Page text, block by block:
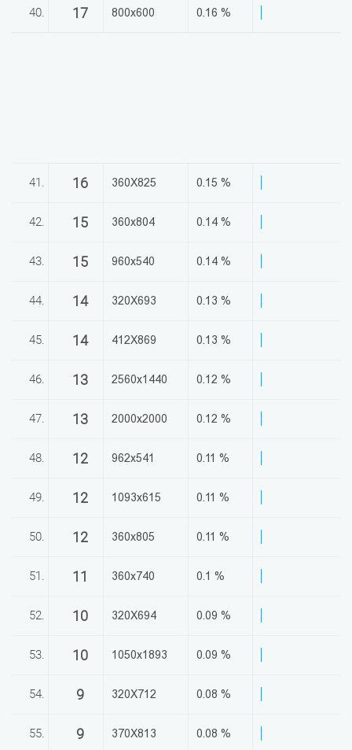
40. 17 800x600 0.16 %
41. 16 360X825 0.15 %
42. 15 360x804 0.14 %
43. 15 960x540 0.14 %
44. 14 320X693 0.13 %
45. 14 412X869 0.13 %
46. 13 2560x1440 0.12 %
47. 13 2000x2000 0.12 %
48. 12 962x541 0.11 %
49. 12 1093x615 0.11 %
50. 12 360x805 0.11 %
51. 11 360x740 0.1 %
52. 10 320X694 0.09 %
53. 10 1050x1893 0.09 %
54. 9 320X712 0.08 %
55. 9 370X813 0.08 %